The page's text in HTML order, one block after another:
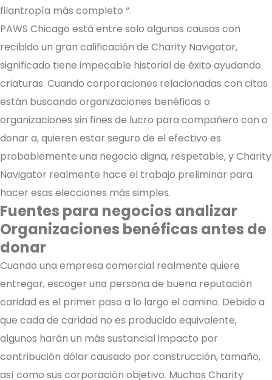
filantropía más completo “.
PAWS Chicago está entre solo algunos causas con
recibido un gran calificación de Charity Navigator,
significado tiene impecable historial de éxito ayudando
criaturas. Cuando corporaciones relacionadas con citas
están buscando organizaciones benéficas o
organizaciones sin fines de lucro para compañero con o
donar a, quieren estar seguro de el efectivo es
probablemente una negocio digna, respetable, y Charity
Navigator realmente hace el trabajo preliminar para
hacer esas elecciones más simples.
Fuentes para negocios analizar
Organizaciones benéficas antes de
donar
Cuando una empresa comercial realmente quiere
entregar, escoger una persona de buena reputación
caridad es el primer paso a lo largo el camino. Debido a
que cada de caridad no es producido equivalente,
algunos harán un más sustancial impacto por
contribución dólar causado por construcción, tamaño,
así como sus corporación objetivo. Muchos Charity